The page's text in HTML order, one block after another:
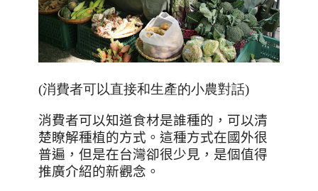
(消費者可以直接和生產的小農對話)
消費者可以知道食材是誰種的，可以清
楚瞭解種植的方式。這種方式在國外很
普遍，但是在台灣卻很少見，是個值得
推廣介紹的新觀念。